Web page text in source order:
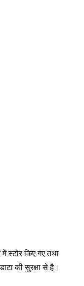
में स्टोर किए गए तथा
की सुरक्षा से है।